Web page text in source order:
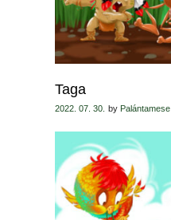
Taga
2022. 07. 30. by Palántamese